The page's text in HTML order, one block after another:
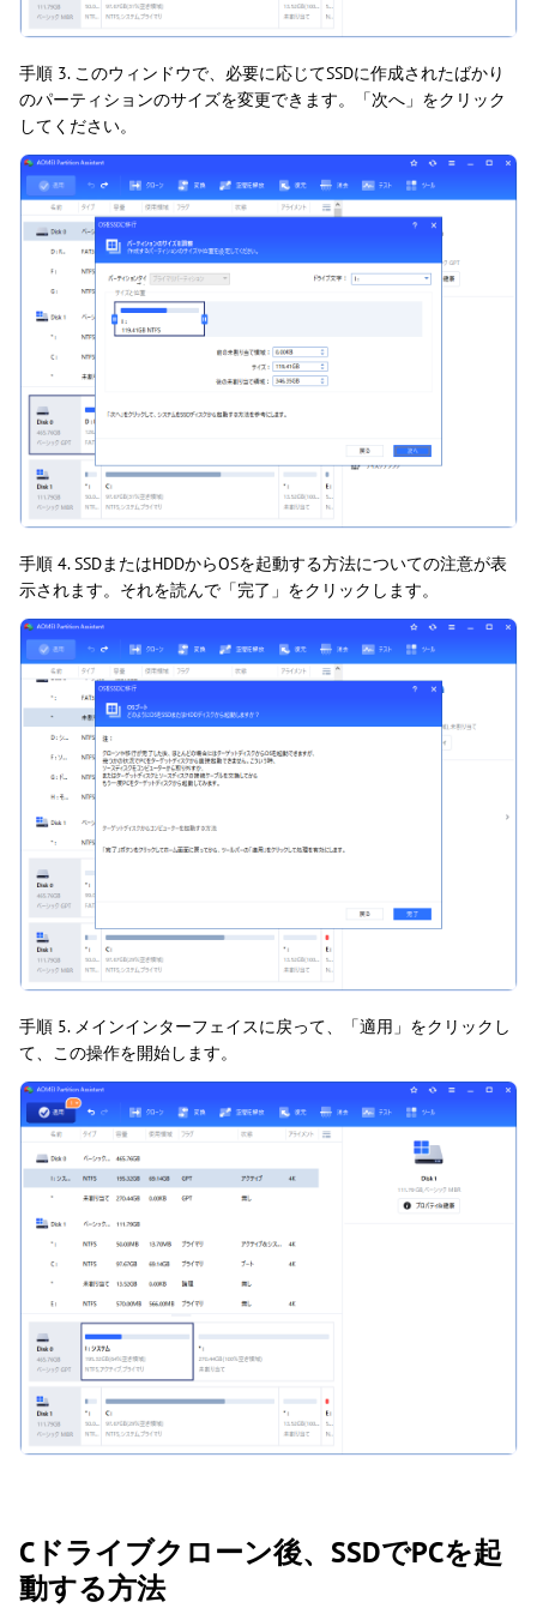
手順 3. このウィンドウで、必要に応じてSSDに作成されたばかり
のパーティションのサイズを変更できます。「次へ」をクリック
してください。
手順 4. SSDまたはHDDからOSを起動する方法についての注意が表
示されます。それを読んで「完了」をクリックします。
手順 5. メインインターフェイスに戻って、「適用」をクリックし
て、この操作を開始します。
Cドライブクローン後、SSDでPCを起
動する方法